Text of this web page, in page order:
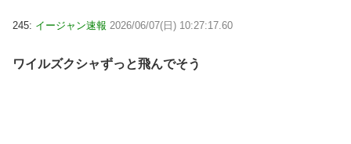
245: イージャン速報 2026/06/07(日) 10:27:17.60
ワイルズクシャずっと飛んでそう